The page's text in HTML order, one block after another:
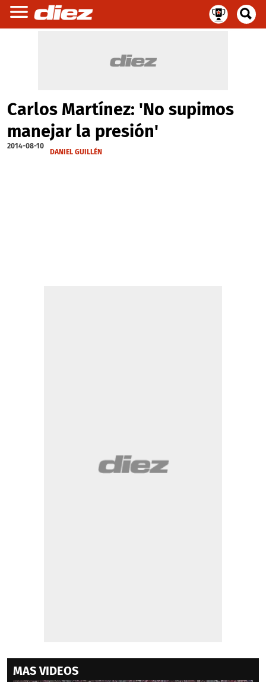
Carlos Martínez: 'No supimos
manejar la presión'
2014-08-10
DANIEL GUILLÉN
MAS VIDEOS